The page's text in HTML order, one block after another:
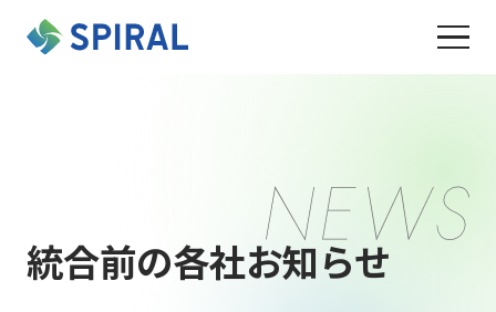
統合前の各社お知らせ